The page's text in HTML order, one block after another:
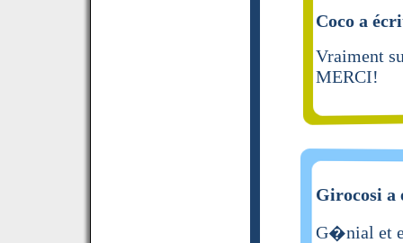
Coco a
Vraiment
MERCI!
Girocosi
G�nial et